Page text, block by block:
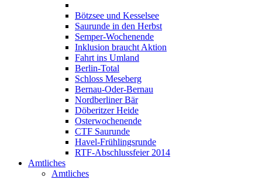
Bötzsee und Kesselsee
Saurunde in den Herbst
Semper-Wochenende
Inklusion braucht Aktion
Fahrt ins Umland
Berlin-Total
Schloss Meseberg
Bernau-Oder-Bernau
Nordberliner Bär
Döberitzer Heide
Osterwochenende
CTF Saurunde
Havel-Frühlingsrunde
RTF-Abschlussfeier 2014
Amtliches
Amtliches